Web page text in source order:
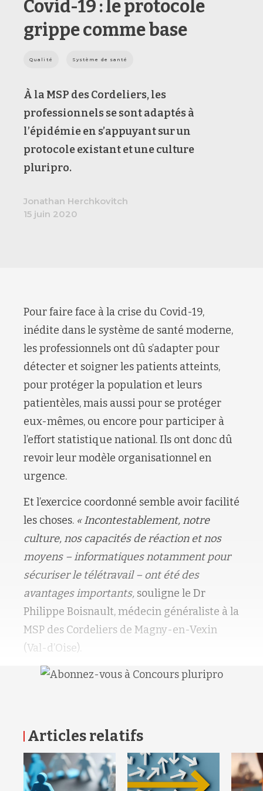
Covid-19 : le protocole
grippe comme base
Qualité Système de santé
À la MSP des Cordeliers, les
professionnels se sont adaptés à
l’épidémie en s’appuyant sur un
protocole existant et une culture
pluripro.
Jonathan Herchkovitch
15 juin 2020
Pour faire face à la crise du Covid-19,
inédite dans le système de santé moderne,
les professionnels ont dû s’adapter pour
détecter et soigner les patients atteints,
pour protéger la population et leurs
patientèles, mais aussi pour se protéger
eux-mêmes, ou encore pour participer à
l’effort statistique national. Ils ont donc dû
revoir leur modèle organisationnel en
urgence.
Et l’exercice coordonné semble avoir facilité
les choses. « Incontestablement, notre
culture, nos capacités de réaction et nos
moyens – informatiques notamment pour
sécuriser le télétravail – ont été des
avantages importants, souligne le Dr
Philippe Boisnault, médecin généraliste à la
MSP des Cordeliers de Magny-en-Vexin
(Val-d’Oise).
Articles relatifs RETOUR HAUT DE PAGE